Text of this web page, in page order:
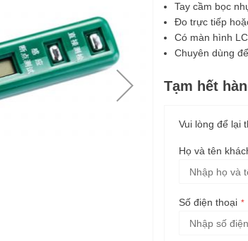
Tay cầm bọc
Đo trực tiếp
Có màn hình
Chuyên dùng
Tạm hết
Vui lòng để lại
Họ và tên
Số điện thoại